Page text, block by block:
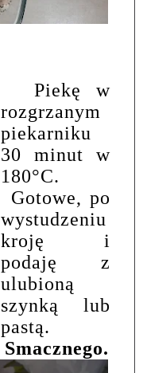
Piekę w
rozgrzanym
piekarniku
30 minut w
180°C.
Gotowe, po
wystudzeniu
kroję i
podaję z
ulubioną
szynką lub
pastą.
Smacznego.